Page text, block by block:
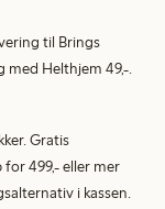
til Brings
med Helthjem 49,-.
Gratis
499,- eller mer
i kassen.